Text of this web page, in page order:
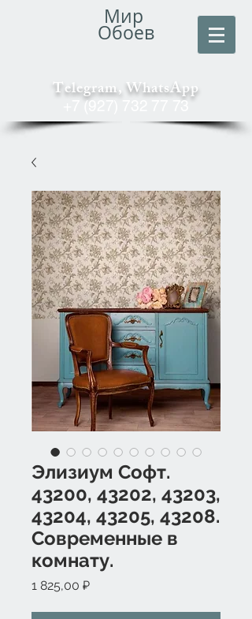
Мир
Обоев
Telegram, WhatsApp
+7 (927) 732 77 73
Элизиум Софт.
43200, 43202, 43203,
43204, 43205, 43208.
Современные в
комнату.
1 825,00 ₽Цена